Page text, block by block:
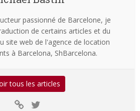
passionné de Barcelone, je
de certains articles et du
site web de l'agence de location
à Barcelona, ShBarcelona.
tous les articles